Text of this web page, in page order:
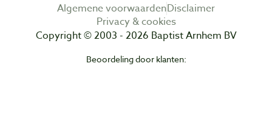
Algemene voorwaardenDisclaimer
Privacy & cookies
Copyright © 2003 - 2026 Baptist Arnhem BV
Beoordeling door klanten: